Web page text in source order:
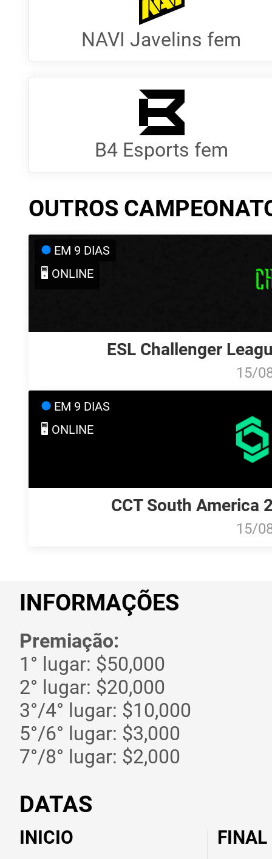
NAVI Javelins fem
B4 Esports fem
OUTROS
EM 9 DIAS
🖥️ ONLINE
ESL Challenger
15/
EM 9 DIAS
🖥️ ONLINE
CCT South America
15/
INFORMAÇÕES
Premiação:
1° lugar: $50,000
2° lugar: $20,000
3°/4° lugar: $10,000
5°/6° lugar: $3,000
7°/8° lugar: $2,000
DATAS
INICIO FINAL